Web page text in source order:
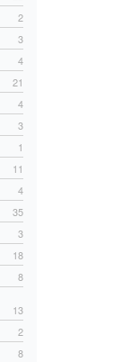
2
3
4
21
4
3
1
11
4
35
3
18
8
13
2
8